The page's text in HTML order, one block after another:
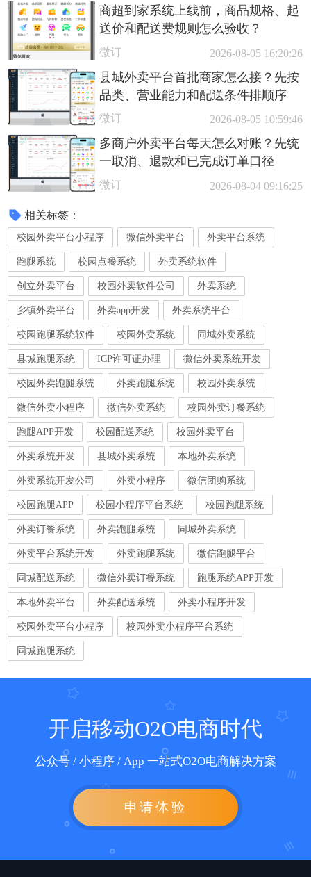
商超到家系统上线前，商品规格、起
送价和配送费规则怎么验收？
微订 2026-08-05 16:20:26
县城外卖平台首批商家怎么接？先按
品类、营业能力和配送条件排顺序
微订 2026-08-05 10:59:46
多商户外卖平台每天怎么对账？先统
一取消、退款和已完成订单口径
微订 2026-08-04 09:16:25
相关标签：
校园外卖平台小程序 微信外卖平台 外卖平台系统
跑腿系统 校园点餐系统 外卖系统软件
创立外卖平台 校园外卖软件公司 外卖系统
乡镇外卖平台 外卖app开发 外卖系统平台
校园跑腿系统软件 校园外卖系统 同城外卖系统
县城跑腿系统 ICP许可证办理 微信外卖系统开发
校园外卖跑腿系统 外卖跑腿系统 校园外卖系统
微信外卖小程序 微信外卖系统 校园外卖订餐系统
跑腿APP开发 校园配送系统 校园外卖平台
外卖系统开发 县城外卖系统 本地外卖系统
外卖系统开发公司 外卖小程序 微信团购系统
校园跑腿APP 校园小程序平台系统 校园跑腿系统
外卖订餐系统 外卖跑腿系统 同城外卖系统
外卖平台系统开发 外卖跑腿系统 微信跑腿平台
同城配送系统 微信外卖订餐系统 跑腿系统APP开发
本地外卖平台 外卖配送系统 外卖小程序开发
校园外卖平台小程序 校园外卖小程序平台系统
同城跑腿系统
开启移动O2O电商时代
公众号 / 小程序 / App 一站式O2O电商解决方案
申请体验